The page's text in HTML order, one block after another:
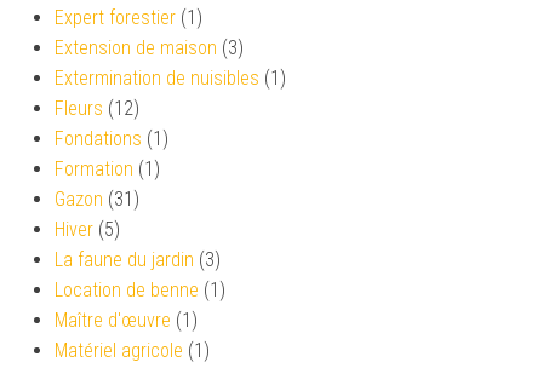
Expert forestier (1)
Extension de maison (3)
Extermination de nuisibles (1)
Fleurs (12)
Fondations (1)
Formation (1)
Gazon (31)
Hiver (5)
La faune du jardin (3)
Location de benne (1)
Maître d'œuvre (1)
Matériel agricole (1)